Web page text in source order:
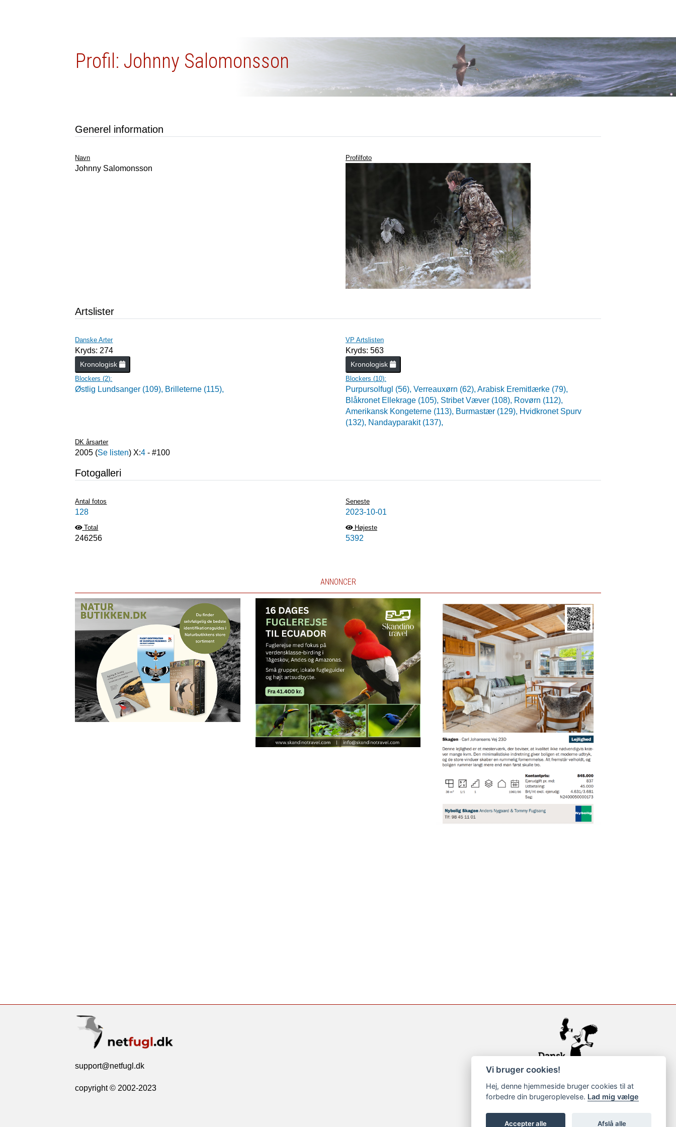
Profil: Johnny Salomonsson
Generel information
Navn
Johnny Salomonsson
Profilfoto
Artslister
Danske Arter
Kryds: 274
Kronologisk
Blockers (2):
Østlig Lundsanger (109), Brilleterne (115),
VP Artslisten
Kryds: 563
Kronologisk
Blockers (10):
Purpursolfugl (56), Verreauxørn (62), Arabisk Eremitlærke (79),
Blåkronet Ellekrage (105), Stribet Væver (108), Rovørn (112),
Amerikansk Kongeterne (113), Burmastær (129), Hvidkronet Spurv
(132), Nandayparakit (137),
DK årsarter
2005 (Se listen) X:4 - #100
Fotogalleri
Antal fotos
128
Seneste
2023-10-01
Total
246256
Højeste
5392
ANNONCER
support@netfugl.dk
copyright © 2002-2023
Vi bruger cookies!
Hej, denne hjemmeside bruger cookies til at
forbedre din brugeroplevelse. Lad mig vælge
Accepter alle Afslå alle